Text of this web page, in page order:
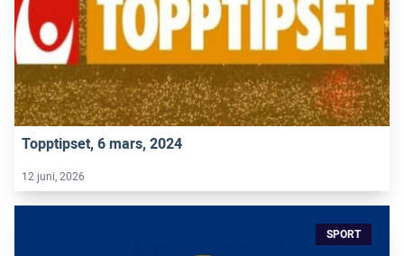
Topptipset, 6 mars, 2024
12 juni, 2026
SPORT